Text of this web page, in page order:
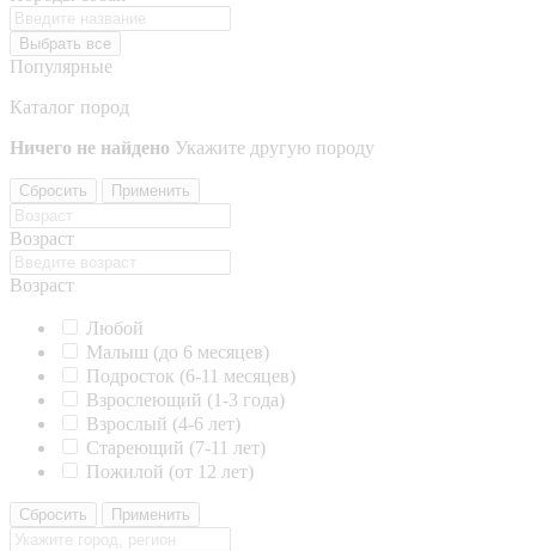
Выбрать все
Популярные
Каталог пород
Ничего не найдено Укажите другую породу
Сбросить Применить
Возраст
Возраст
Любой
Малыш (до 6 месяцев)
Подросток (6-11 месяцев)
Взрослеющий (1-3 года)
Взрослый (4-6 лет)
Стареющий (7-11 лет)
Пожилой (от 12 лет)
Сбросить Применить